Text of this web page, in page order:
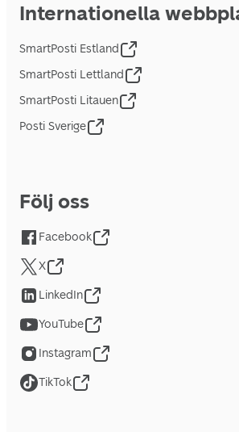
Internationella
SmartPosti Estland
SmartPosti Lettland
SmartPosti Litauen
Posti Sverige
Följ oss
Facebook
X
LinkedIn
YouTube
Instagram
TikTok